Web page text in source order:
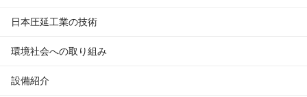
日本圧延工業の技術
環境社会への取り組み
設備紹介